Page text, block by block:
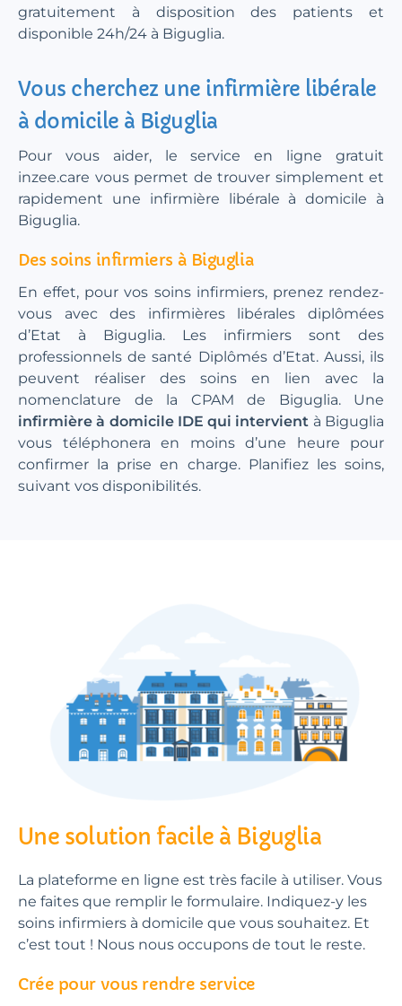
gratuitement à disposition des patients et
disponible 24h/24 à Biguglia.
Vous cherchez une infirmière libérale
à domicile à Biguglia
Pour vous aider, le service en ligne gratuit
inzee.care vous permet de trouver simplement et
rapidement une infirmière libérale à domicile à
Biguglia.
Des soins infirmiers à Biguglia
En effet, pour vos soins infirmiers, prenez rendez-
vous avec des infirmières libérales diplômées
d’Etat à Biguglia. Les infirmiers sont des
professionnels de santé Diplômés d’Etat. Aussi, ils
peuvent réaliser des soins en lien avec la
nomenclature de la CPAM de Biguglia. Une
infirmière à domicile IDE qui intervient à Biguglia
vous téléphonera en moins d’une heure pour
confirmer la prise en charge. Planifiez les soins,
suivant vos disponibilités.
Une solution facile à Biguglia
La plateforme en ligne est très facile à utiliser. Vous
ne faites que remplir le formulaire. Indiquez-y les
soins infirmiers à domicile que vous souhaitez. Et
c’est tout ! Nous nous occupons de tout le reste.
Crée pour vous rendre service